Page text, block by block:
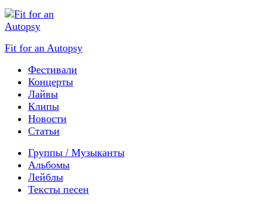
Fit for an Autopsy
Фестивали
Концерты
Лайвы
Клипы
Новости
Статьи
Группы / Музыканты
Альбомы
Лейблы
Тексты песен